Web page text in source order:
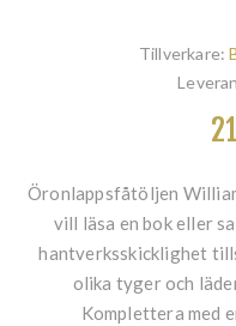
Tillverkare:
Öronlappsfåtöljen
vill läsa en bok eller
hantverksskicklighet
olika tyger och
Komplettera med